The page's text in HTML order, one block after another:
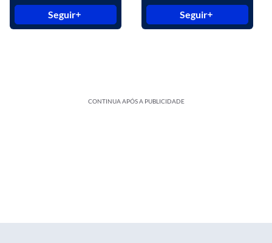
Seguir Seguir
CONTINUA APÓS A PUBLICIDADE